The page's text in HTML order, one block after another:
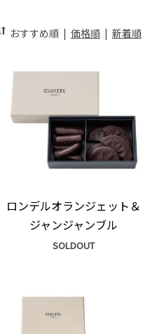
おすすめ順| 価格順| 新着順
ロンデルオランジェット＆
ジャンジャンブル
SOLDOUT